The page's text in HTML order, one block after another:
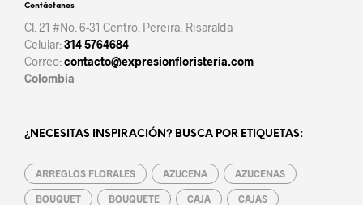
Contáctanos
Cl. 21 #No. 6-31 Centro. Pereira, Risaralda
Celular:314 5764684
Correo:contacto@expresionfloristeria.com
Colombia
¿NECESITAS INSPIRACIÓN? BUSCA POR ETIQUETAS:
ARREGLOS FLORALES AZUCENA AZUCENAS
BOUQUET BOUQUETE CAJA CAJAS